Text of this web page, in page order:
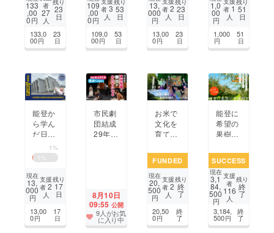
を集め
ていま
133
,00
0円
者
27
人
23
日
133,0
00円
23
日
109
,00
0円
者3
人
53
日
109,0
00円
53
日
をり織
り」で
知恵を
未来へ
13,
000
円
者2
人
23
日
13,00
0円
23
日
1,0
00
円
者1
人
51
日
1,000
円
51
日
能登か
ら学ん
だ日本
の未来
を全国
に届け
ま
す！！
1%
1
現在
13,
000
円
支援
者2
人
残り
17
日
13,00
0円
17
日
市民劇
団結成
29年
い 〜演
劇と人
生が交
わる場
8月10日
09:55 公開
9人がお気
に入り中
お米で
文化を
育て
域資源
で未来
をつく
る能登
復興プ
ロジェ
クト
FUNDED
現在
20,
500
円
支援
者2
人
残り
終
了
20,50
0円
終
了
能登に
希望の
果樹園
災から
3年、
地域と
未来を
育てた
い。
SUCCESS
現在
3,1
84,
500
円
支援
者
116
人
残り
終
了
3,184,
500円
終
了